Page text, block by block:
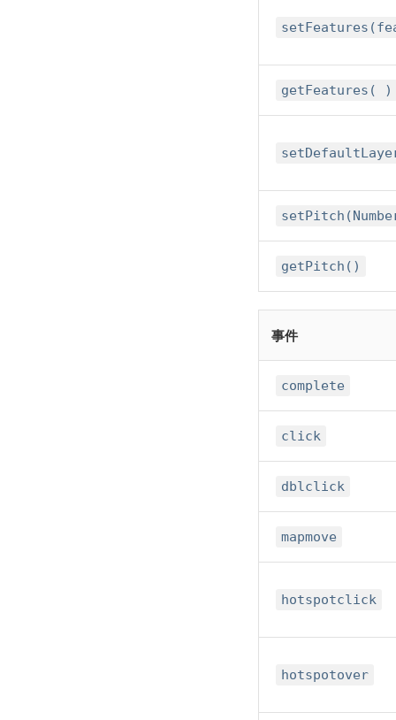
getFeatures( )
getPitch()
事件
complete
click
dblclick
mapmove
hotspotclick
hotspotover